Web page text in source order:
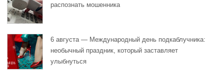
распознать мошенника
6 августа — Международный день подкаблучника:
необычный праздник, который заставляет
улыбнуться